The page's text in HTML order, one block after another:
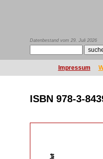
Datenbestand vom 29. Juli 2026
Impressum
ISBN 978-3-